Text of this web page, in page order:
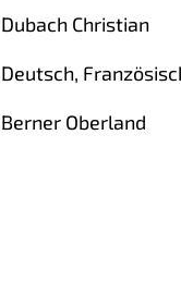
Dubach Christian
Deutsch,
Berner Oberland